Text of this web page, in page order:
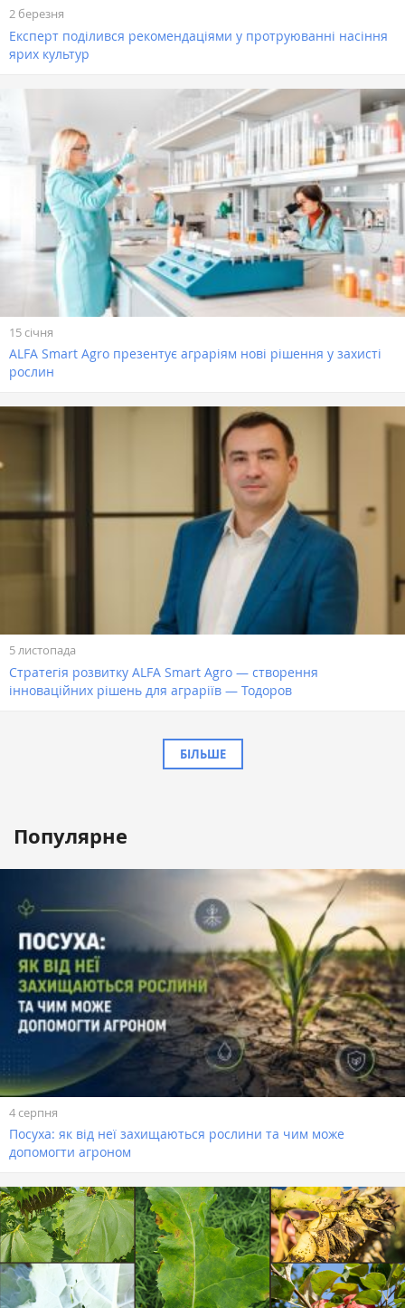
2 березня
Експерт поділився рекомендаціями у протруюванні насіння
ярих культур
15 січня
ALFA Smart Agro презентує аграріям нові рішення у захисті
рослин
5 листопада
Стратегія розвитку ALFA Smart Agro — створення
інноваційних рішень для аграріїв — Тодоров
БІЛЬШЕ
Популярне
4 серпня
Посуха: як від неї захищаються рослини та чим може
допомогти агроном